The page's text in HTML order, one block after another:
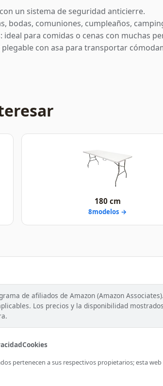
un sistema de seguridad anticierre.
bodas, comuniones, cumpleaños,
para comidas o cenas con muchas
con asa para transportar
180 cm
8modelos →
de afiliados de Amazon (Amazon
Los precios y la disponibilidad
Cookies
pertenecen a sus respectivos propietarios; esta